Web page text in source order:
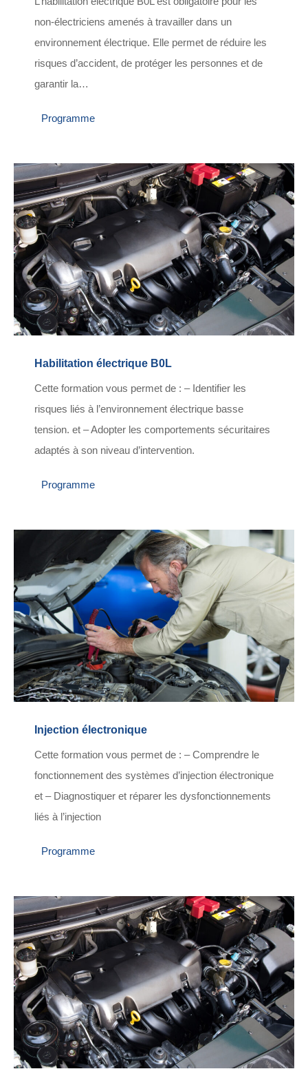
non-électriciens amenés à travailler dans un
environnement électrique. Elle permet de réduire les
risques d’accident, de protéger les personnes et de
garantir la…
Programme
Habilitation électrique B0L
Cette formation vous permet de : – Identifier les
risques liés à l’environnement électrique basse
tension. et – Adopter les comportements sécuritaires
adaptés à son niveau d’intervention.
Programme
Injection électronique
Cette formation vous permet de : – Comprendre le
fonctionnement des systèmes d’injection électronique
et – Diagnostiquer et réparer les dysfonctionnements
liés à l’injection
Programme